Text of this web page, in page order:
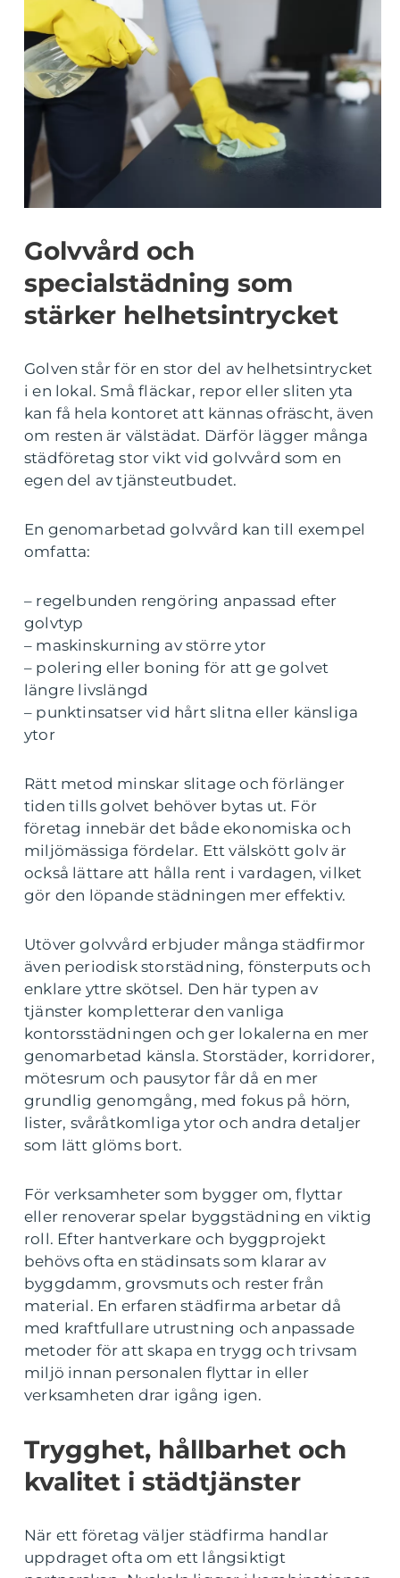
Golvvård och
specialstädning som
stärker helhetsintrycket
Golven står för en stor del av helhetsintrycket
i en lokal. Små fläckar, repor eller sliten yta
kan få hela kontoret att kännas ofräscht, även
om resten är välstädat. Därför lägger många
städföretag stor vikt vid golvvård som en
egen del av tjänsteutbudet.
En genomarbetad golvvård kan till exempel
omfatta:
– regelbunden rengöring anpassad efter
golvtyp
– maskinskurning av större ytor
– polering eller boning för att ge golvet
längre livslängd
– punktinsatser vid hårt slitna eller känsliga
ytor
Rätt metod minskar slitage och förlänger
tiden tills golvet behöver bytas ut. För
företag innebär det både ekonomiska och
miljömässiga fördelar. Ett välskött golv är
också lättare att hålla rent i vardagen, vilket
gör den löpande städningen mer effektiv.
Utöver golvvård erbjuder många städfirmor
även periodisk storstädning, fönsterputs och
enklare yttre skötsel. Den här typen av
tjänster kompletterar den vanliga
kontorsstädningen och ger lokalerna en mer
genomarbetad känsla. Storstäder, korridorer,
mötesrum och pausytor får då en mer
grundlig genomgång, med fokus på hörn,
lister, svåråtkomliga ytor och andra detaljer
som lätt glöms bort.
För verksamheter som bygger om, flyttar
eller renoverar spelar byggstädning en viktig
roll. Efter hantverkare och byggprojekt
behövs ofta en städinsats som klarar av
byggdamm, grovsmuts och rester från
material. En erfaren städfirma arbetar då
med kraftfullare utrustning och anpassade
metoder för att skapa en trygg och trivsam
miljö innan personalen flyttar in eller
verksamheten drar igång igen.
Trygghet, hållbarhet och
kvalitet i städtjänster
När ett företag väljer städfirma handlar
uppdraget ofta om ett långsiktigt